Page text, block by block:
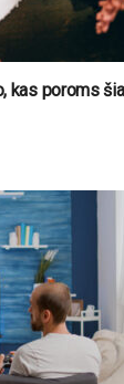
kas poroms